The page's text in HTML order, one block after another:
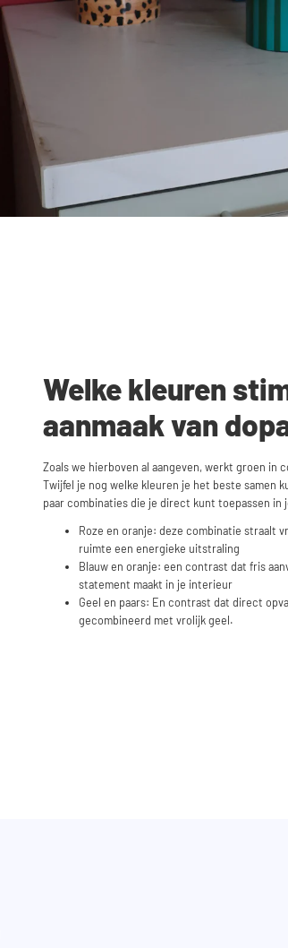
Welke kleuren
aanmaak van
Zoals we hierboven al aangeven, werkt groen in
Twijfel je nog welke kleuren je het beste samen
paar combinaties die je direct kunt toepassen in
Roze en oranje: deze combinatie straalt
ruimte een energieke uitstraling
Blauw en oranje: een contrast dat fris
statement maakt in je interieur
Geel en paars: En contrast dat direct
gecombineerd met vrolijk geel.